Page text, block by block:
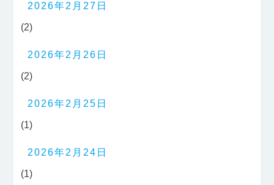
2026年2月27日
(2)
2026年2月26日
(2)
2026年2月25日
(1)
2026年2月24日
(1)